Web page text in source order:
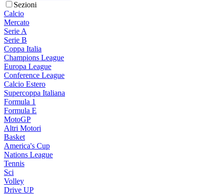
Sezioni
Calcio
Mercato
Serie A
Serie B
Coppa Italia
Champions League
Europa League
Conference League
Calcio Estero
Supercoppa Italiana
Formula 1
Formula E
MotoGP
Altri Motori
Basket
America's Cup
Nations League
Tennis
Sci
Volley
Drive UP